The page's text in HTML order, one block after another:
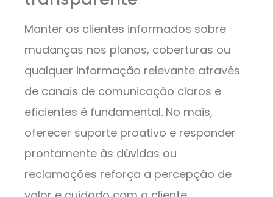
Manter os clientes informados sobre
mudanças nos planos, coberturas ou
qualquer informação relevante através
de canais de comunicação claros e
eficientes é fundamental. No mais,
oferecer suporte proativo e responder
prontamente às dúvidas ou
reclamações reforça a percepção de